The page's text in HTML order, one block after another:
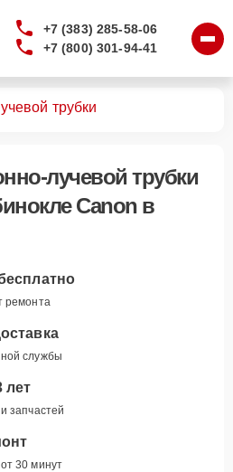
+7 (383) 285-58-06
+7 (800) 301-94-41
трубки
лучевой трубки
Canon в
ремонта
службы
лет
запчастей
30 минут